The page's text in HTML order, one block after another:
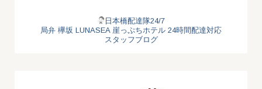
日本橋配達隊24/7
局弁 欅坂 LUNASEA 崖っぷちホテル 24時間配達対応
スタッフブログ